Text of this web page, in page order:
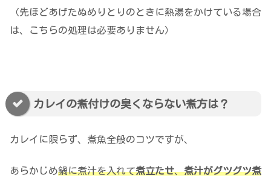
（先ほどあげたぬめりとりのときに熱湯をかけている場合
は、こちらの処理は必要ありません）
カレイの煮付けの臭くならない煮方は？
カレイに限らず、煮魚全般のコツですが、
あらかじめ鍋に煮汁を入れて煮立たせ、煮汁がグツグツ煮